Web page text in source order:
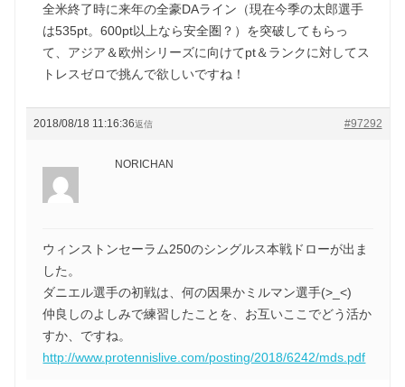
全米終了時に来年の全豪DAライン（現在今季の太郎選手
は535pt。600pt以上なら安全圏？）を突破してもらっ
て、アジア＆欧州シリーズに向けてpt＆ランクに対してス
トレスゼロで挑んで欲しいですね！
2018/08/18 11:16:36 #97292
返信
NORICHAN
ウィンストンセーラム250のシングルス本戦ドローが出ま
した。
ダニエル選手の初戦は、何の因果かミルマン選手(>_<)
仲良しのよしみで練習したことを、お互いここでどう活か
すか、ですね。
http://www.protennislive.com/posting/2018/6242/mds.pdf